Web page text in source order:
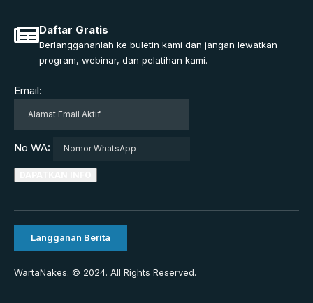
Daftar Gratis
Berlanggananlah ke buletin kami dan jangan lewatkan
program, webinar, dan pelatihan kami.
Email:
No WA:
Langganan Berita
WartaNakes. © 2024. All Rights Reserved.